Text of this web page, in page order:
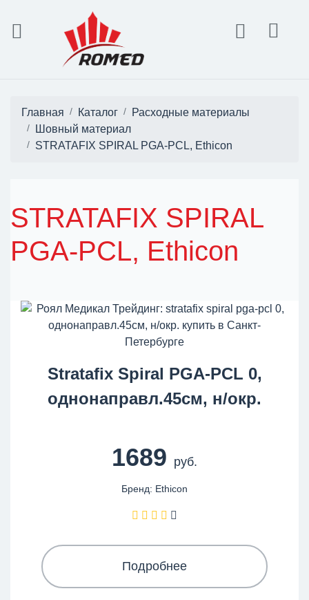
Главная Каталог
Расходные материалы
Шовный материал
STRATAFIX SPIRAL PGA-PCL, Ethicon
STRATAFIX SPIRAL
PGA-PCL, Ethicon
Stratafix Spiral PGA-PCL 0,
однонаправл.45см, н/окр.
1689 руб.
Бренд: Ethicon
Подробнее